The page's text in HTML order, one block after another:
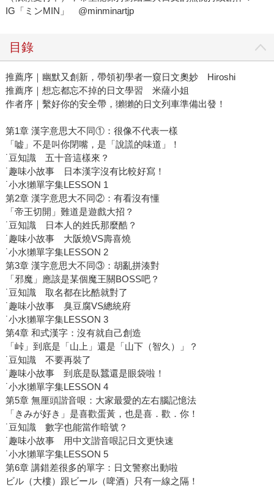
IG「ミンMIN」 @minminartjp
目錄
推薦序｜幽默又創新，帶領初學者一窺日文奧妙 Hiroshi
推薦序｜想忘都忘不掉的日文學習 米薩小姐
作者序｜繫好你的安全帶，獺獺的日文列車準備出發！
第1章 漢字意思大不同①：很像不代表一樣
「嘘」不是叫你閉嘴，是「說謊的味道」！
˙豆知識 五十音這樣來？
˙趣味小故事 日本漢字沒有比較好寫！
˙小水獺單字集LESSON 1
第2章 漢字意思大不同②：有看沒有懂
「帝王切開」難道是遊戲大招？
˙豆知識 日本人的姓氏那麼酷？
˙趣味小故事 大阪燒VS壽喜燒
˙小水獺單字集LESSON 2
第3章 漢字意思大不同③：胡亂拼湊對
「邪魔」應該是某個魔王關BOSS吧？
˙豆知識 取名都在比酷就對了
˙趣味小故事 臭豆腐VS總統府
˙小水獺單字集LESSON 3
第4章 和式漢字：沒有就自己創造
「峠」到底是「山上」還是「山下（智久）」？
˙豆知識 不要再裝了
˙趣味小故事 到底是臥蠶還是眼袋啦！
˙小水獺單字集LESSON 4
第5章 無厘頭諧音哏：大家最愛的左右腦記憶法
「きみが好き」是喜歡蛋黃，也是喜．歡．你！
˙豆知識 數字也能當作暗號？
˙趣味小故事 用中文諧音哏記日文更快速
˙小水獺單字集LESSON 5
第6章 講錯差很多的單字：日文警察出動啦
ビル（大樓）跟ビール（啤酒）只有一線之隔！